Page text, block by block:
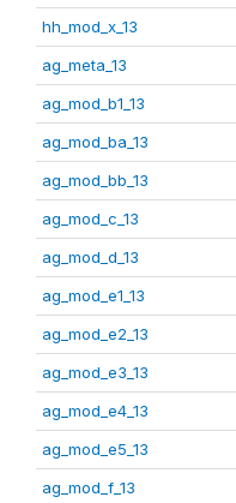
hh_mod_x_13
ag_meta_13
ag_mod_b1_13
ag_mod_ba_13
ag_mod_bb_13
ag_mod_c_13
ag_mod_d_13
ag_mod_e1_13
ag_mod_e2_13
ag_mod_e3_13
ag_mod_e4_13
ag_mod_e5_13
ag_mod_f_13